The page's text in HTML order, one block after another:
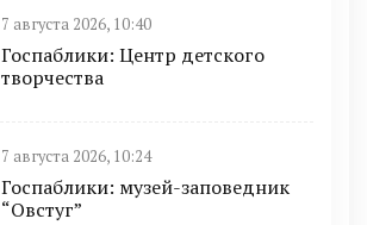
7 августа 2026, 10:40
Госпаблики: Центр детского
творчества
7 августа 2026, 10:24
Госпаблики: музей-заповедник
“Овстуг”